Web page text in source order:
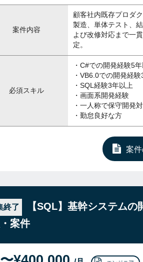
案件内容
顧客社内既存プロダ
製造、単体テスト、
よび改修対応まで一
定。
必須スキル
・C#での開発経験5
・VB6.0での開発経
・SQL経験3年以上
・画面系開発経験
・一人称で保守開発
・勤怠良好な方
案
終了
【SQL】基幹システム
案件